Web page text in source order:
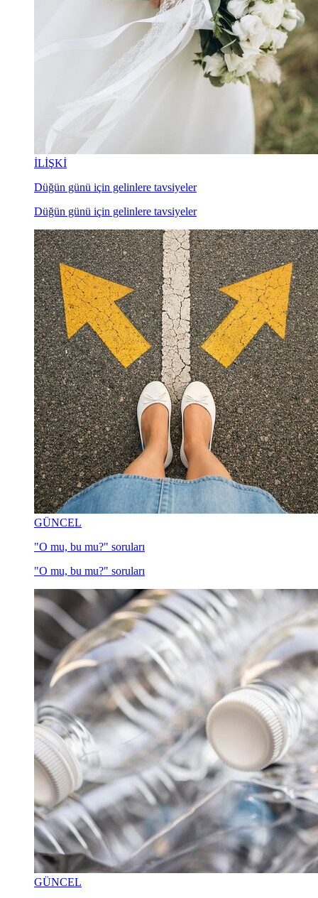
İLİŞKİ
Düğün günü için gelinlere tavsiyeler
Düğün günü için gelinlere tavsiyeler
GÜNCEL
"O mu, bu mu?" soruları
"O mu, bu mu?" soruları
GÜNCEL